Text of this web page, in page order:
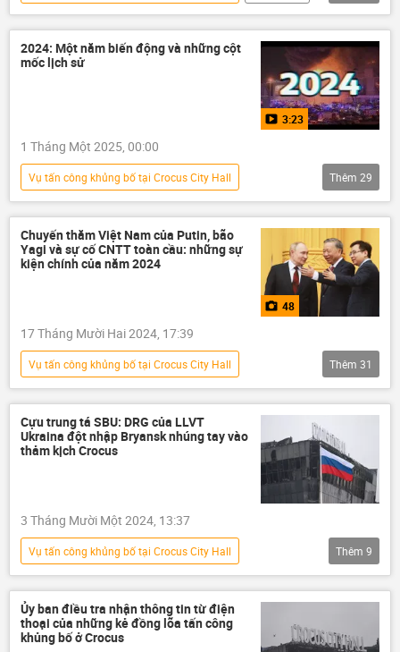
khủng bố
Thổ Nhĩ Kỳ
Thế giới
thông tin
vụ khủng bố
2024: Một năm biến động và những cột
mốc lịch sử
3:23
1 Tháng Một 2025, 00:00
Vụ tấn công khủng bố tại Crocus City Hall
Tổng kết 2025 và Dự báo 2026
Thế giới
Chính trị
BRICS
Video
Cuộc bầu cử tổng thống Nga năm 2024
Nguyễn Phú Trọng
Việt Nam
Nga
Hợp tác Nga-Việt
Vladimir Putin
Chuyến thăm của ông Vladimir Putin tới Việt Nam năm 2024
phương Tây
Ebrahim Raisi
Julian Assange
Tô Lâm
Lebanon
Pavel Durov
ASEAN
Lương Cường Hàn Quốc
Thêm 29
Chuyến thăm Việt Nam của Putin, bão
Yagi và sự cố CNTT toàn cầu: những sự
kiện chính của năm 2024
48
17 Tháng Mười Hai 2024, 17:39
Vụ tấn công khủng bố tại Crocus City Hall
Tổng kết 2025 và Dự báo 2026
Ảnh
Hàn Quốc
Nga
Thế giới
Chính trị
Donald Trump
G20
G20 Tehran
Iran
Bắc Triều Tiên
Kim Jong-un
SPIEF 2024
Nhật Bản
Cuộc khủng hoảng ở Ukraina
Ukraina
Hà Nội
Pavel Durov Telegram
Thêm 31
Cựu trung tá SBU: DRG của LLVT
Ukraina đột nhập Bryansk nhúng tay vào
thảm kịch Crocus
3 Tháng Mười Một 2024, 13:37
Vụ tấn công khủng bố tại Crocus City Hall
Chiến dịch quân sự đặc biệt tại Ukraina
Nga
Ukraina
Cuộc khủng hoảng ở Ukraina
Thêm 9
Ủy ban điều tra nhận thông tin từ điện
thoại của những kẻ đồng lõa tấn công
khủng bố ở Crocus